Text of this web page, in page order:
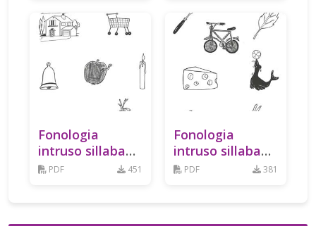
Fonologia
intruso sillaba
CAPDF 451
Fonologia
intruso sillaba
FOPDF 381